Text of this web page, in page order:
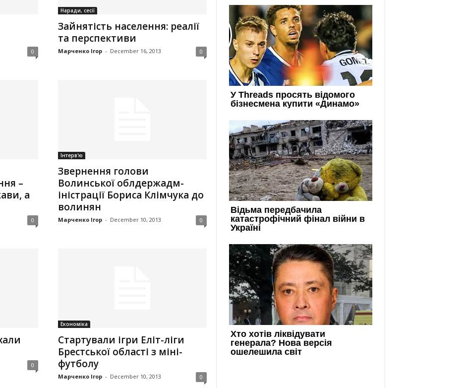
0
Наради, сесії
Зайнятість населення: реалії
та перспективи
Марченко Ігор - December 16, 2013 0
–
а
0
Інтерв'ю
Звернення голови
Волинської­ облдержадм­
іністрації­ Бориса Клімчука до
волинян
Марченко Ігор - December 10, 2013 0
0
Економіка
Стартували ігри Еліт-ліги
Брестської області з міні-
футболу
Марченко Ігор - December 10, 2013 0